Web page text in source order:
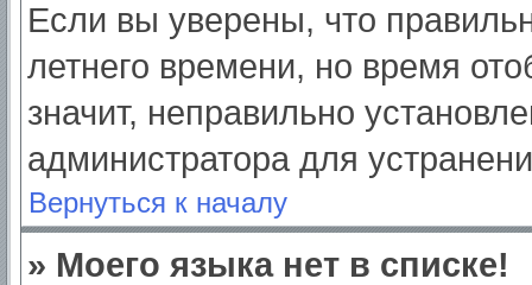
Если вы уверены, что
летнего времени, но время
значит, неправильно
администратора для
Вернуться к началу
» Моего языка нет в списке!